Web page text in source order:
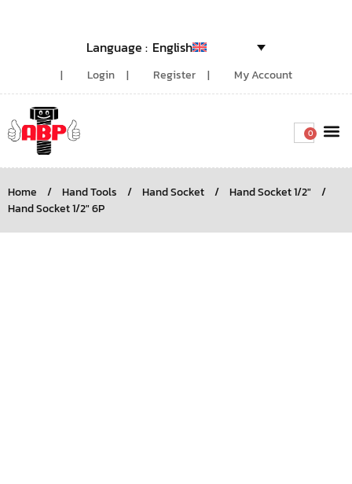
English
Login Register My Account
0
Home / Hand Tools / Hand Socket / Hand Socket 1/2"
/
Hand Socket 1/2″ 6P